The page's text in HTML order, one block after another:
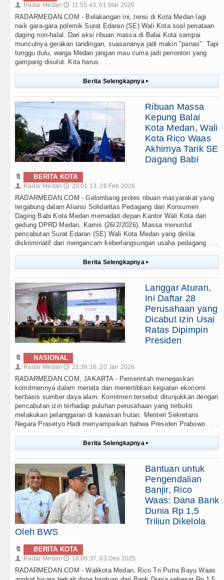
👤 Radar Medan 🕔 11:55:43, 01 Mar 2026
RADARMEDAN.COM - Belakangan ini, tensi di Kota Medan lagi
naik gara-gara polemik Surat Edaran (SE) Wali Kota soal penataan
daging non-halal. Dari aksi ribuan massa di Balai Kota sampai
munculnya gerakan tandingan, suasananya jadi makin "panas". Tapi
tunggu dulu, warga Medan jangan mau cuma jadi penonton yang
gampang disulut. Kita harus . . .
Berita Selengkapnya ▸
Ribuan Massa
Kepung Balai
Kota Medan, Wali
Kota Rico Waas
Akhirnya Tarik SE
Dagang Babi
🔖 BERITA KOTA
👤 Radar Medan 🕔 20:01:13, 26 Feb 2026
RADARMEDAN.COM - Gelombang protes ribuan masyarakat yang
tergabung dalam Aliansi Solidaritas Pedagang dan Konsumen
Daging Babi Kota Medan memadati depan Kantor Wali Kota dan
gedung DPRD Medan, Kamis (26/2/2026). Massa menuntut
pencabutan Surat Edaran (SE) Wali Kota Medan yang dinilai
diskriminatif dan mengancam keberlangsungan usaha pedagang . . .
Berita Selengkapnya ▸
Langgar Aturan,
Ini Daftar 28
Perusahaan yang
Dicabut Izin Usai
Ratas Dipimpin
Presiden
🔖 NASIONAL
👤 Radar Medan 🕔 21:39:16, 20 Jan 2026
RADARMEDAN.COM, JAKARTA - Pemerintah menegaskan
komitmennya dalam menata dan menertibkan kegiatan ekonomi
berbasis sumber daya alam. Komitmen tersebut ditunjukkan dengan
pencabutan izin terhadap puluhan perusahaan yang terbukti
melakukan pelanggaran di kawasan hutan. Menteri Sekretaris
Negara Prasetyo Hadi menyampaikan bahwa Presiden Prabowo . . .
Berita Selengkapnya ▸
Bantuan untuk
Pengendalian
Banjir, Rico
Waas: Dana Bank
Dunia Rp 1,5
Triliun Dikelola
Oleh BWS
🔖 BERITA KOTA
👤 Radar Medan 🕔 18:09:37, 03 Des 2025
RADARMEDAN.COM - Walikota Medan, Rico Tri Putra Bayu Waas